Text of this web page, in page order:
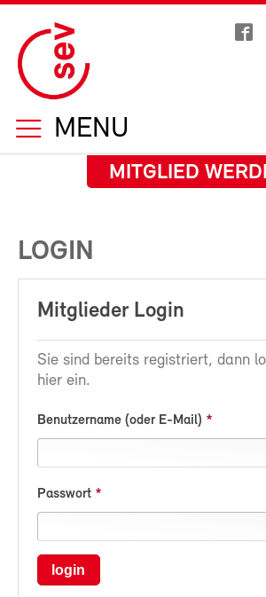
MENU
MITGLIED
LOGIN
Mitglieder Login
Sie sind bereits registriert, dann
hier ein.
Benutzername (oder E-Mail)
Passwort
login